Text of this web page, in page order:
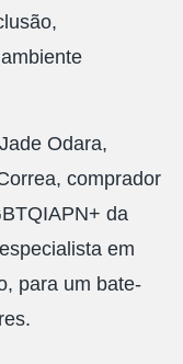
Odara,
comprador
da
em
para um bate-